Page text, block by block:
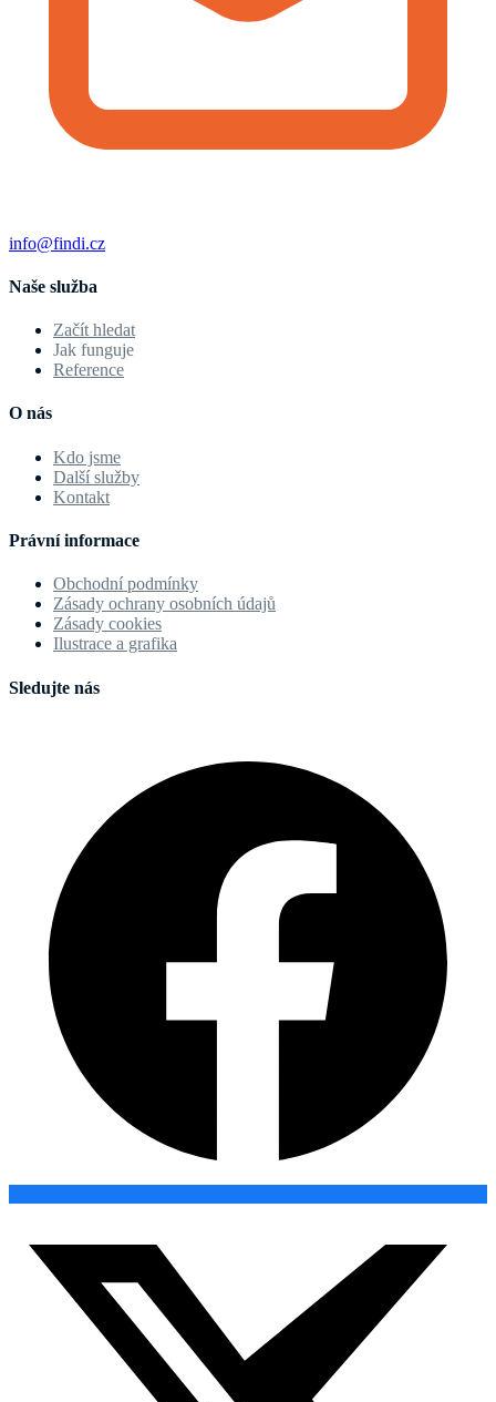
info@findi.cz
Naše služba
Začít hledat
Jak funguje
Reference
O nás
Kdo jsme
Další služby
Kontakt
Právní informace
Obchodní podmínky
Zásady ochrany osobních údajů
Zásady cookies
Ilustrace a grafika
Sledujte nás